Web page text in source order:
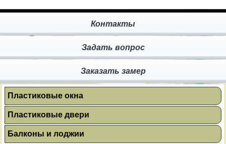
Контакты
Задать вопрос
Заказать замер
Пластиковые окна
Пластиковые двери
Балконы и лоджии